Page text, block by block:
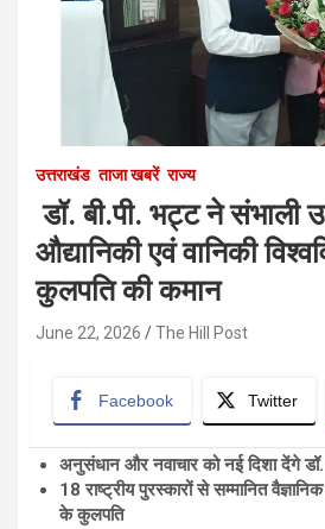
उत्तराखंड ताजा खबरें राज्य
डॉ. बी.पी. भट्ट ने संभाली
औद्यानिकी एवं वानिकी
कुलपति की कमान
June 22, 2026 The Hill Post
Facebook Twitter
अनुसंधान और नवाचार को नई दिशा देंगे
18राष्ट्रीय पुरस्कारों से सम्मानित
के कुलपति